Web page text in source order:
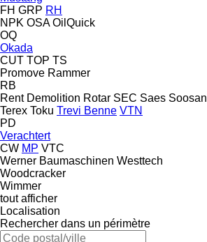
FH GRP RH
NPK OSA OilQuick
OQ
Okada
CUT TOP TS
Promove Rammer
RB
Rent Demolition Rotar SEC Saes Soosan
Terex Toku Trevi Benne VTN
PD
Verachtert
CW MP VTC
Werner Baumaschinen Westtech
Woodcracker
Wimmer
tout afficher
Localisation
Rechercher dans un périmètre